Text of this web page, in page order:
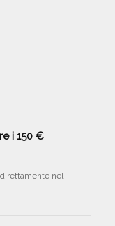
i 150 €
nel